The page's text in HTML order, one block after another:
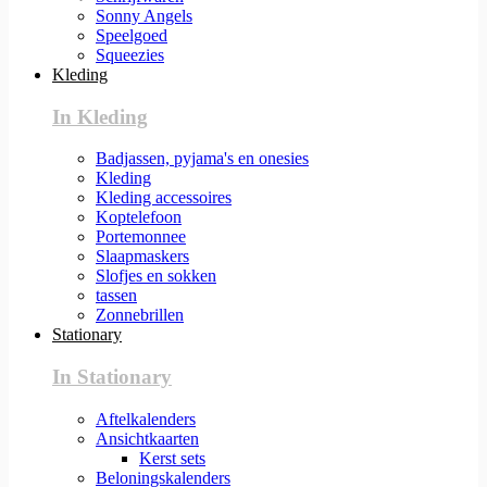
Sonny Angels
Speelgoed
Squeezies
Kleding
In Kleding
Badjassen, pyjama's en onesies
Kleding
Kleding accessoires
Koptelefoon
Portemonnee
Slaapmaskers
Slofjes en sokken
tassen
Zonnebrillen
Stationary
In Stationary
Aftelkalenders
Ansichtkaarten
Kerst sets
Beloningskalenders